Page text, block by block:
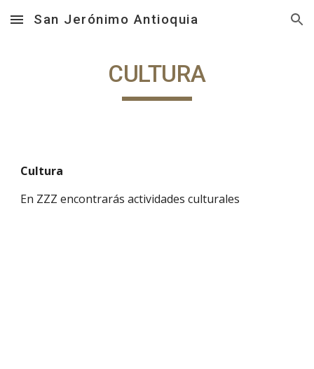
Skip to main content Skip to navigation
San Jerónimo Antioquia
CULTURA
Cultura
En ZZZ encontrarás actividades culturales